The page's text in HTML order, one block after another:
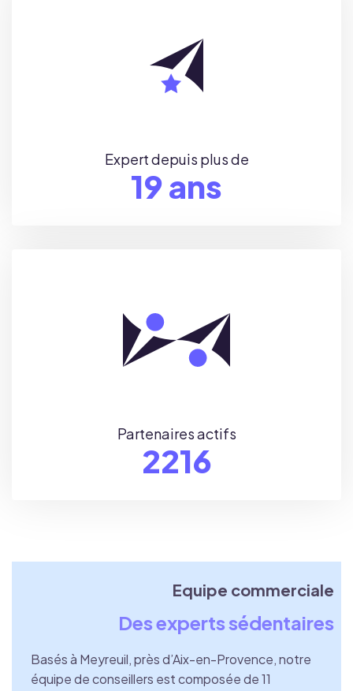
Expert depuis plus de
20ans
Partenaires actifs
2300
Equipe commerciale
Des experts sédentaires
Basés à Meyreuil, près d’Aix-en-Provence, notre
équipe de conseillers est composée de 11
Equipe commerciale
Des experts sédentaires
Basés à Meyreuil, près d’Aix-en-Provence, notre
équipe de conseillers est composée de 11